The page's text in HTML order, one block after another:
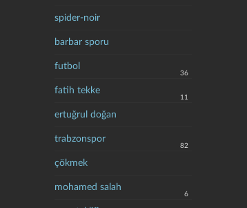
spider-noir
barbar sporu
futbol
36
fatih tekke
11
ertuğrul doğan
trabzonspor
82
çökmek
mohamed salah
6